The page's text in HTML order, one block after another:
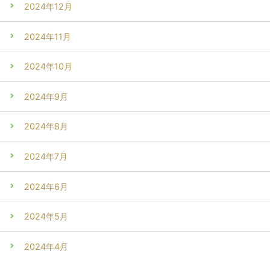
2024年12月
2024年11月
2024年10月
2024年9月
2024年8月
2024年7月
2024年6月
2024年5月
2024年4月